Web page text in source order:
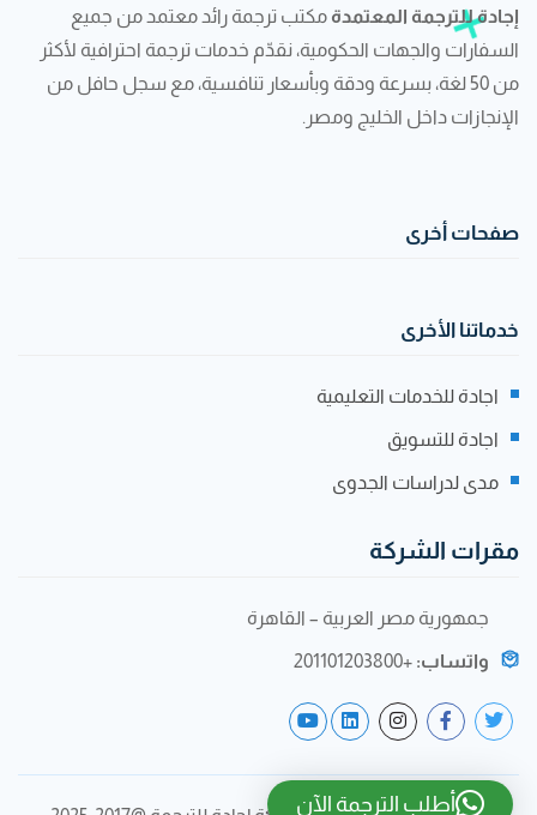
إجادة للترجمة المعتمدة مكتب ترجمة رائد معتمد من جميع
السفارات والجهات الحكومية، نقدّم خدمات ترجمة احترافية لأكثر
من 50 لغة، بسرعة ودقة وبأسعار تنافسية، مع سجل حافل من
الإنجازات داخل الخليج ومصر.
صفحات أخرى
خدماتنا الأخرى
اجادة للخدمات التعليمية
اجادة للتسويق
مدى لدراسات الجدوى
مقرات الشركة
جمهورية مصر العربية – القاهرة
واتساب: +201101203800
أطلب الترجمة الآن